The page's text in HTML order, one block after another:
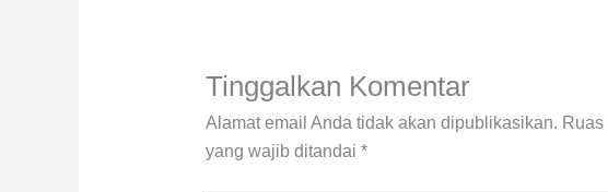
Tinggalkan Komentar
Alamat email Anda tidak akan dipublikasikan. Ruas
yang wajib ditandai *